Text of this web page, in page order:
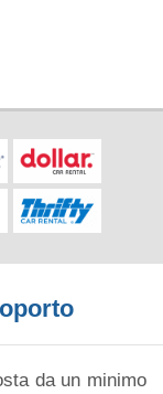
da un minimo